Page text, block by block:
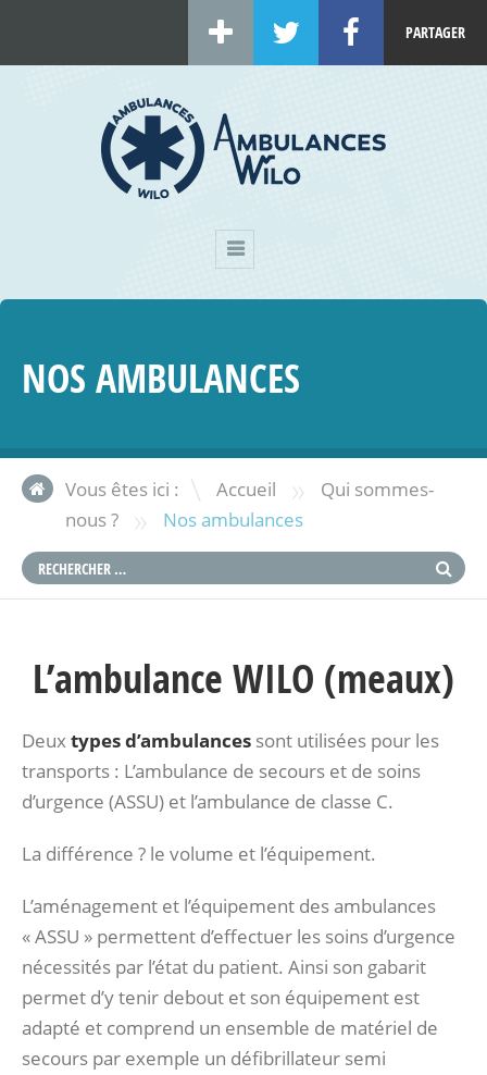
PARTAGER
NOS AMBULANCES
Vous êtes ici : Accueil »
Qui sommes-
nous ?
» Nos ambulances
L’ambulance WILO (meaux)
Deuxtypes d’ambulances sont utilisées pour les
transports : L’ambulance de secours et de soins
d’urgence (ASSU) et l’ambulance de classe C.
La différence ? le volume et l’équipement.
L’aménagement et l’équipement des ambulances
« ASSU » permettent d’effectuer les soins d’urgence
nécessités par l’état du patient. Ainsi son gabarit
permet d’y tenir debout et son équipement est
adapté et comprend un ensemble de matériel de
secours par exemple un défibrillateur semi